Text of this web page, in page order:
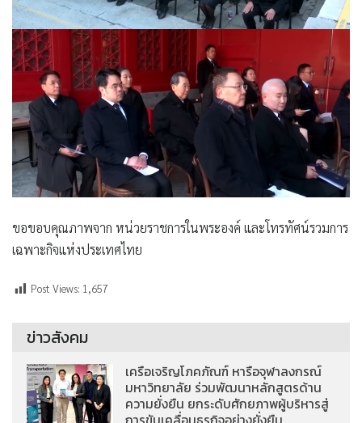
ขอขอบคุณภาพจาก หน่วยราชการในพระองค์ และโทรทัศน์รวมการ
เฉพาะกิจแห่งประเทศไทย
Post Views: 1,657
ข่าวสังคม
เครือเจริญโภคภัณฑ์ หารือจุฬาลงกรณ์
มหาวิทยาลัย ร่วมพัฒนาหลักสูตรด้าน
ความยั่งยืน ยกระดับศักยภาพผู้บริหารสู่